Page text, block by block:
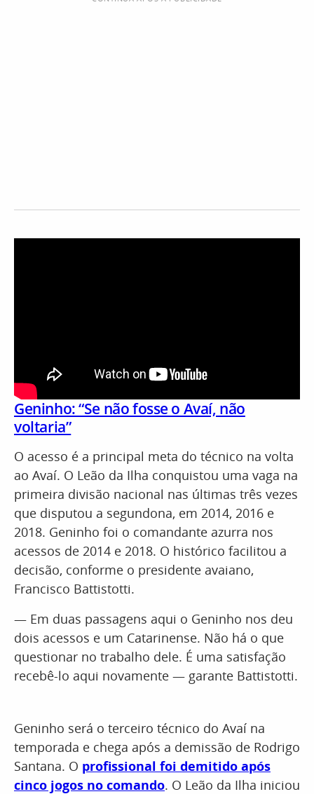
Geninho: “Se não fosse o Avaí, não
voltaria”
O acesso é a principal meta do técnico na volta
ao Avaí. O Leão da Ilha conquistou uma vaga na
primeira divisão nacional nas últimas três vezes
que disputou a segundona, em 2014, 2016 e
2018. Geninho foi o comandante azurra nos
acessos de 2014 e 2018. O histórico facilitou a
decisão, conforme o presidente avaiano,
Francisco Battistotti.
— Em duas passagens aqui o Geninho nos deu
dois acessos e um Catarinense. Não há o que
questionar no trabalho dele. É uma satisfação
recebê-lo aqui novamente — garante Battistotti.
Geninho será o terceiro técnico do Avaí na
temporada e chega após a demissão de Rodrigo
Santana. O profissional foi demitido após
cinco jogos no comando. O Leão da Ilha iniciou